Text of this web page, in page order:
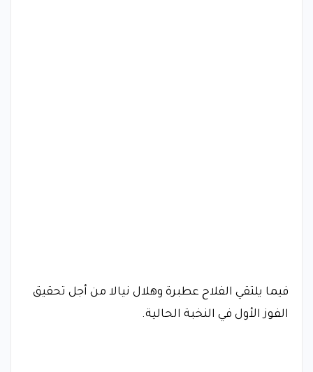
فيما يلتقي الفلاح عطبرة وهلال نيالا من أجل تحقيق
الفوز الأول في النخبة الحالية.